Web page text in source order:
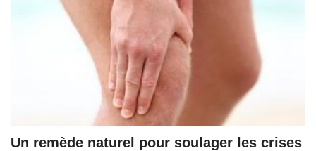
Un remède naturel pour soulager les crises